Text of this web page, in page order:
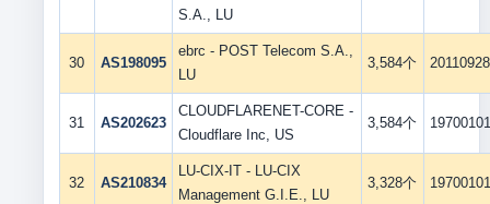
S.A., LU
30 AS198095
ebrc - POST Telecom S.A.,
LU
3,584个 20110928
31 AS202623
CLOUDFLARENET-CORE -
Cloudflare Inc, US
3,584个 19700101
32 AS210834
LU-CIX-IT - LU-CIX
Management G.I.E., LU
3,328个 19700101